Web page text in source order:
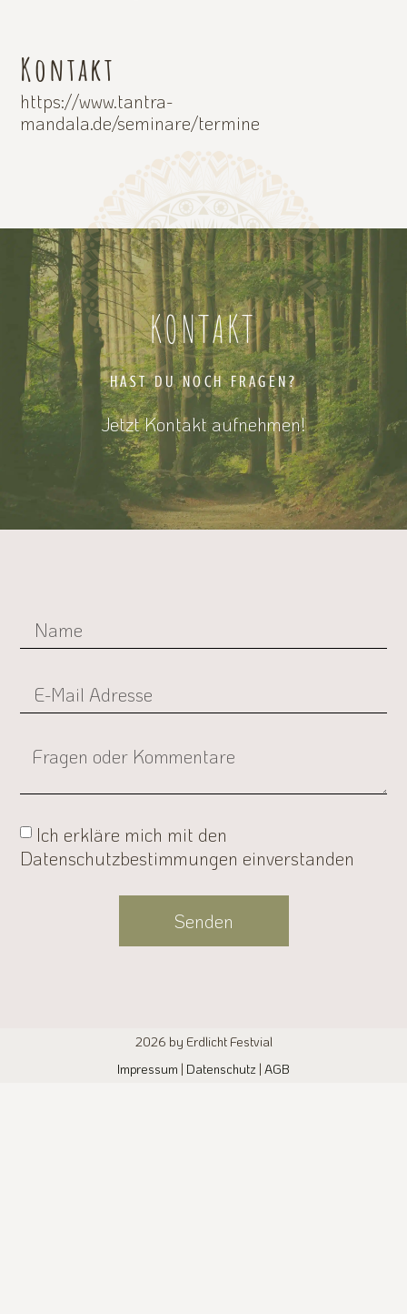
Kontakt
https://www.tantra-
mandala.de/seminare/termine
KONTAKT
HAST DU NOCH FRAGEN?
Jetzt Kontakt aufnehmen!
Ich erkläre mich mit den
Datenschutzbestimmungen einverstanden
Senden
2026 by Erdlicht Festvial
Impressum | Datenschutz | AGB